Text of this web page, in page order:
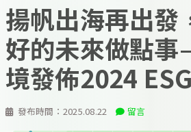
發布時間： 2025.08.22 留言
揚帆出海再出發
好的未來做點
境發佈2024